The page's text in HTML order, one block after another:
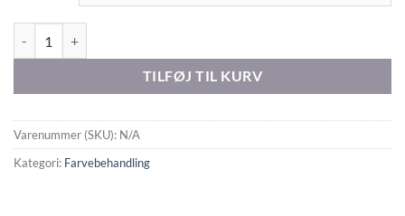
TILFØJ TIL KURV
Varenummer (SKU): N/A
Kategori: Farvebehandling